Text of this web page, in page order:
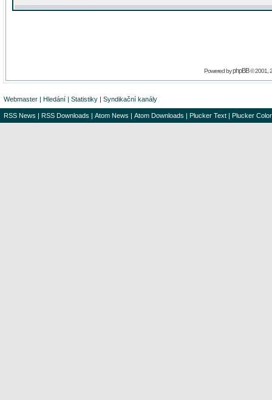
Powered byphpBB© 2001,
Webmaster | Hledání | Statistiky | Syndikační kanály
RSS News | RSS Downloads | Atom News | Atom Downloads | Plucker Text | Plucker Color